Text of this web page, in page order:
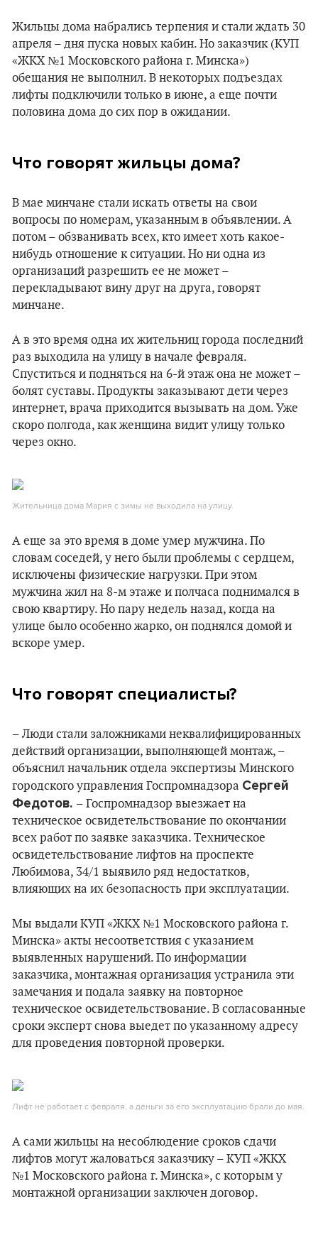
Жильцы дома набрались терпения и стали ждать 30
апреля – дня пуска новых кабин. Но заказчик (КУП
«ЖКХ №1 Московского района г. Минска»)
обещания не выполнил. В некоторых подъездах
лифты подключили только в июне, а еще почти
половина дома до сих пор в ожидании.
Что говорят жильцы дома?
В мае минчане стали искать ответы на свои
вопросы по номерам, указанным в объявлении. А
потом – обзванивать всех, кто имеет хоть какое-
нибудь отношение к ситуации. Но ни одна из
организаций разрешить ее не может –
перекладывают вину друг на друга, говорят
минчане.
А в это время одна их жительниц города последний
раз выходила на улицу в начале февраля.
Спуститься и подняться на 6-й этаж она не может –
болят суставы. Продукты заказывают дети через
интернет, врача приходится вызывать на дом. Уже
скоро полгода, как женщина видит улицу только
через окно.
Жительница дома Мария с зимы не выходила на улицу.
А еще за это время в доме умер мужчина. По
словам соседей, у него были проблемы с сердцем,
исключены физические нагрузки. При этом
мужчина жил на 8-м этаже и полчаса поднимался в
свою квартиру. Но пару недель назад, когда на
улице было особенно жарко, он поднялся домой и
вскоре умер.
Что говорят специалисты?
– Люди стали заложниками неквалифицированных
действий организации, выполняющей монтаж, –
объяснил начальник отдела экспертизы Минского
городского управления Госпромнадзора Сергей
Федотов. – Госпромнадзор выезжает на
техническое освидетельствование по окончании
всех работ по заявке заказчика. Техническое
освидетельствование лифтов на проспекте
Любимова, 34/1 выявило ряд недостатков,
влияющих на их безопасность при эксплуатации.
Мы выдали КУП «ЖКХ №1 Московского района г.
Минска» акты несоответствия с указанием
выявленных нарушений. По информации
заказчика, монтажная организация устранила эти
замечания и подала заявку на повторное
техническое освидетельствование. В согласованные
сроки эксперт снова выедет по указанному адресу
для проведения повторной проверки.
Лифт не работает с февраля, а деньги за его эксплуатацию брали до мая.
А сами жильцы на несоблюдение сроков сдачи
лифтов могут жаловаться заказчику – КУП «ЖКХ
№1 Московского района г. Минска», с которым у
монтажной организации заключен договор.